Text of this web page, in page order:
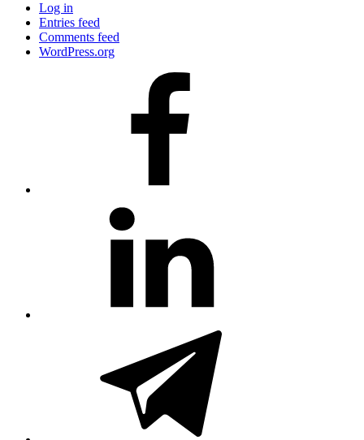
Log in
Entries feed
Comments feed
WordPress.org